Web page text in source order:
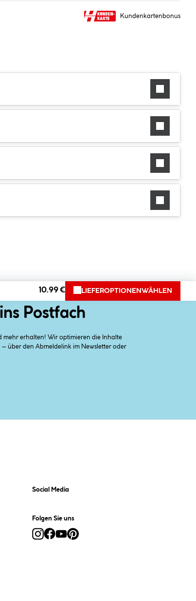
Kundenkartenbonus
10.99 € LIEFEROPTIONEN WÄHLEN
Postfach
mehr erhalten! Wir optimieren die Inhalte
über den Abmeldelink im Newsletter oder
Social Media
Folgen Sie uns